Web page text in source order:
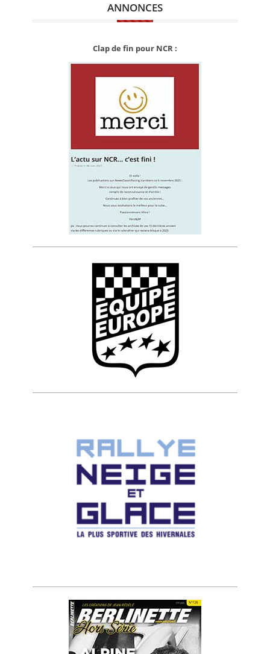
ANNONCES
Clap de fin pour NCR :